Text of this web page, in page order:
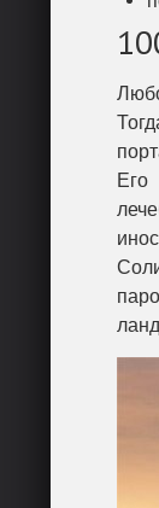
Его